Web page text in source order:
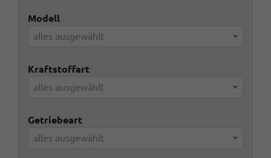
Modell
alles ausgewählt
Kraftstoffart
alles ausgewählt
Getriebeart
alles ausgewählt